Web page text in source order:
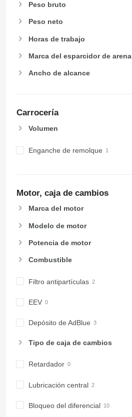
Peso bruto
Peso neto
Horas de trabajo
Marca del esparcidor de arena
Ancho de alcance
Carrocería
Volumen
Enganche de remolque
Motor, caja de cambios
Marca del motor
Modelo de motor
Potencia de motor
Combustible
Filtro antipartículas
EEV
Depósito de AdBlue
Tipo de caja de cambios
Retardador
Lubricación central
Bloqueo del diferencial